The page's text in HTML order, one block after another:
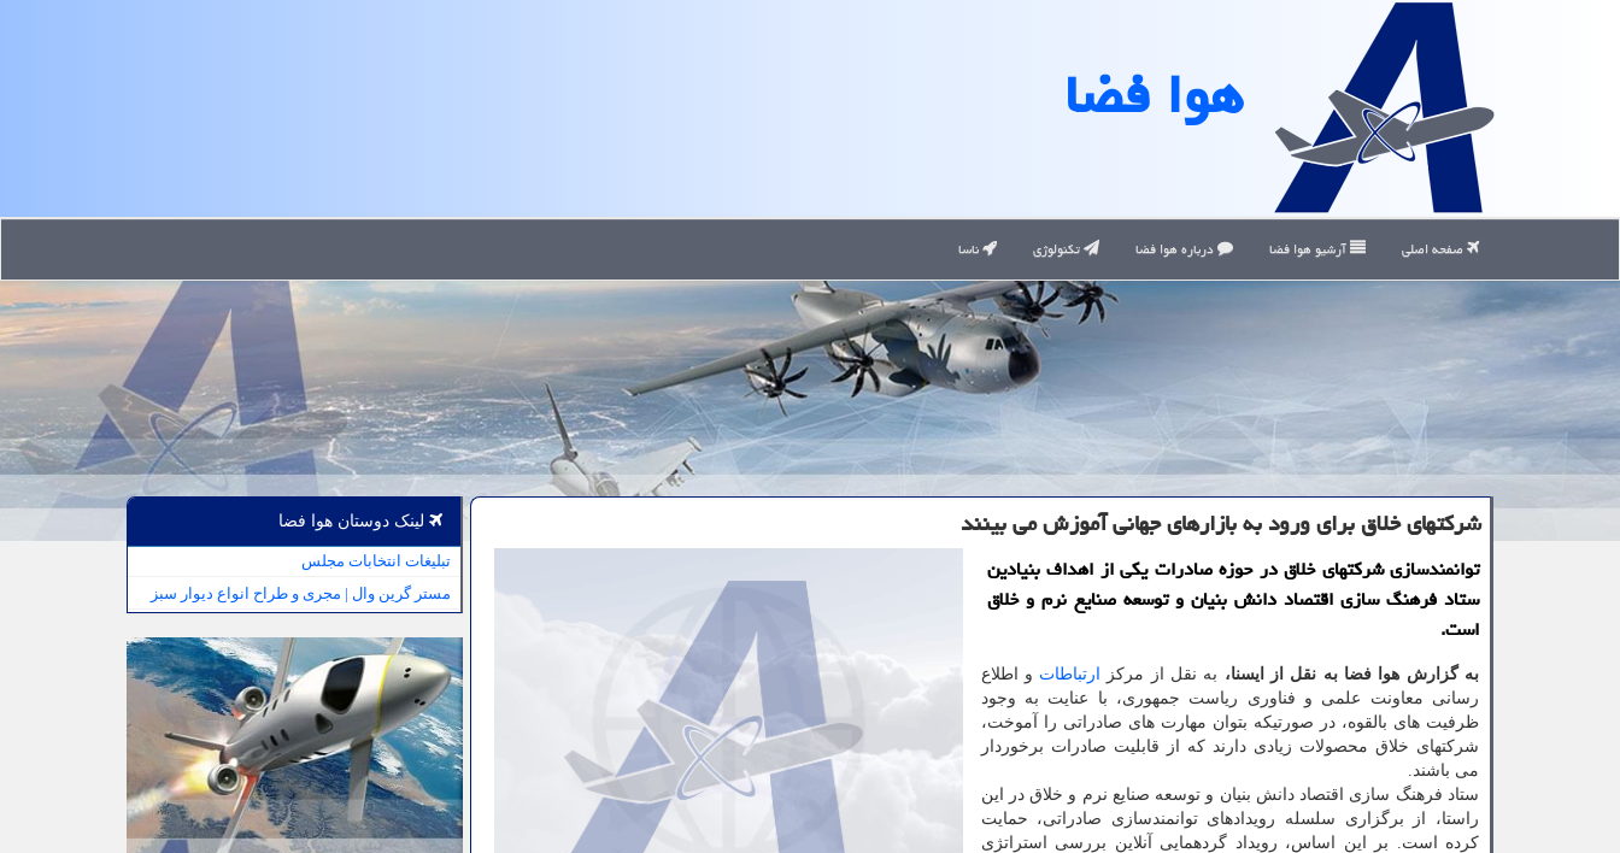
هوا فضا
صفحه اصلی آرشیو هوا فضا درباره هوا فضا تکنولوژی ناسا
شرکتهای خلاق برای ورود به بازارهای جهانی آموزش می بینند
توانمندسازی شرکتهای خلاق در حوزه صادرات یکی از اهداف بنیادین
ستاد فرهنگ سازی اقتصاد دانش بنیان و توسعه صنایع نرم و خلاق
است.
به گزارش هوا فضا به نقل از ایسنا، به نقل از مرکز ارتباطات و اطلاع
رسانی معاونت علمی و فناوری ریاست جمهوری، با عنایت به وجود
ظرفیت های بالقوه، در صورتیکه بتوان مهارت های صادراتی را آموخت،
شرکتهای خلاق محصولات زیادی دارند که از قابلیت صادرات برخوردار
می باشند.
ستاد فرهنگ سازی اقتصاد دانش بنیان و توسعه صنایع نرم و خلاق در این
راستا، از برگزاری سلسله رویدادهای توانمندسازی صادراتی، حمایت
کرده است. بر این اساس، رویداد گردهمایی آنلاین بررسی استراتژی
لینک دوستان هوا فضا
تبلیغات انتخابات مجلس
مستر گرین وال | مجری و طراح انواع دیوار سبز